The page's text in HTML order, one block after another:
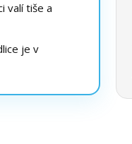
valí tiše a
je v